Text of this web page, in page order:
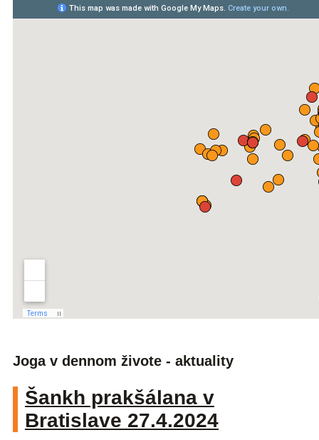
Joga v dennom živote - aktuality
Šankh prakšálana v
Bratislave 27.4.2024